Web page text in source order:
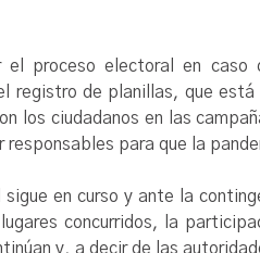
proceso electoral en
registro de planillas, que
los ciudadanos en las
para que la
en curso y ante la
concurridos, la
y, a decir de las